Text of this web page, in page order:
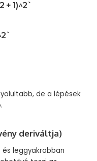
+ 1)^2`
de a lépések
deriváltja)
leggyakrabban